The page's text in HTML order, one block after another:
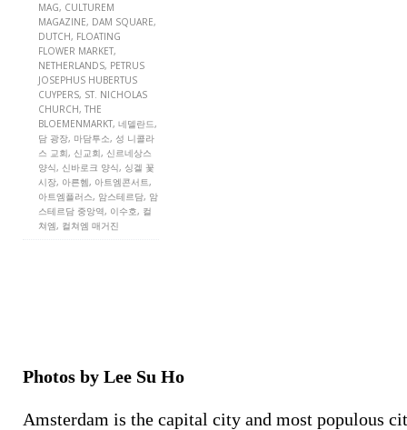
MAG, CULTUREM
MAGAZINE, DAM SQUARE,
DUTCH, FLOATING
FLOWER MARKET,
NETHERLANDS, PETRUS
JOSEPHUS HUBERTUS
CUYPERS, ST. NICHOLAS
CHURCH, THE
BLOEMENMARKT, 네델란드,
담 광장, 마담투소, 성 니콜라
스 교회, 신교회, 신르네상스
양식, 신바로크 양식, 싱겔 꽃
시장, 아른헴, 아트엠콘서트,
아트엠플러스, 암스테르담, 암
스테르담 중앙역, 이수호, 컬
쳐엠, 컬쳐엠 매거진
Photos by Lee Su Ho
Amsterdam is the capital city and most populous